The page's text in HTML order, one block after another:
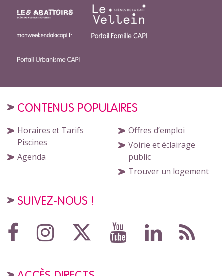
CONTENUS POPULAIRES
Horaires et Tarifs
Piscines
Agenda
Offres d’emploi
Voirie et éclairage
public
Trouver un logement
SUIVEZ-NOUS !